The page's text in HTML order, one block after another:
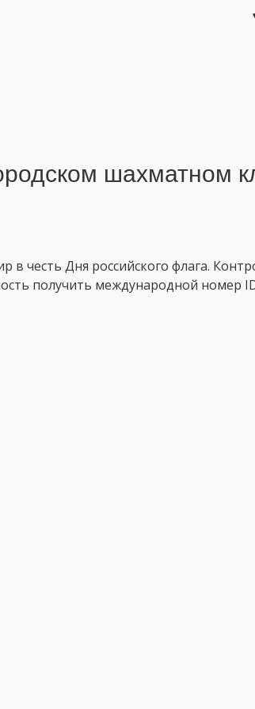
шахматном
в честь Дня российского флага.
получить международной номер